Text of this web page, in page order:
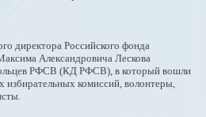
директора Российского фонда
Александровича Лескова
РФСВ (КД РФСВ), в который вошли
комиссий, волонтеры,